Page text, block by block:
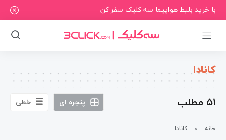
با خرید بلیط هواپیما سه کلیک سفر کن
کانادا
51 مطلب پنجره ای خطی
خانه » کانادا